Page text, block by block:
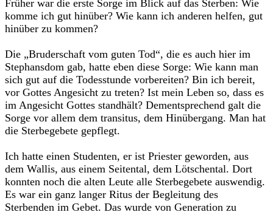
Früher war die erste Sorge im Blick auf das Sterben: Wie
komme ich gut hinüber? Wie kann ich anderen helfen, gut
hinüber zu kommen?
Die „Bruderschaft vom guten Tod“, die es auch hier im
Stephansdom gab, hatte eben diese Sorge: Wie kann man
sich gut auf die Todesstunde vorbereiten? Bin ich bereit,
vor Gottes Angesicht zu treten? Ist mein Leben so, dass es
im Angesicht Gottes standhält? Dementsprechend galt die
Sorge vor allem dem transitus, dem Hinübergang. Man hat
die Sterbegebete gepflegt.
Ich hatte einen Studenten, er ist Priester geworden, aus
dem Wallis, aus einem Seitental, dem Lötschental. Dort
konnten noch die alten Leute alle Sterbegebete auswendig.
Es war ein ganz langer Ritus der Begleitung des
Sterbenden im Gebet. Das wurde von Generation zu